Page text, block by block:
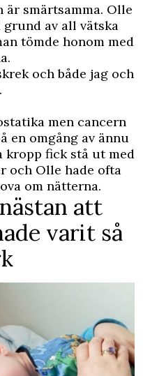
smärtsamma. Olle
av all vätska
tömde honom med
och både jag och
men cancern
en omgång av ännu
fick stå ut med
och Olle hade ofta
om nätterna.
att
varit så